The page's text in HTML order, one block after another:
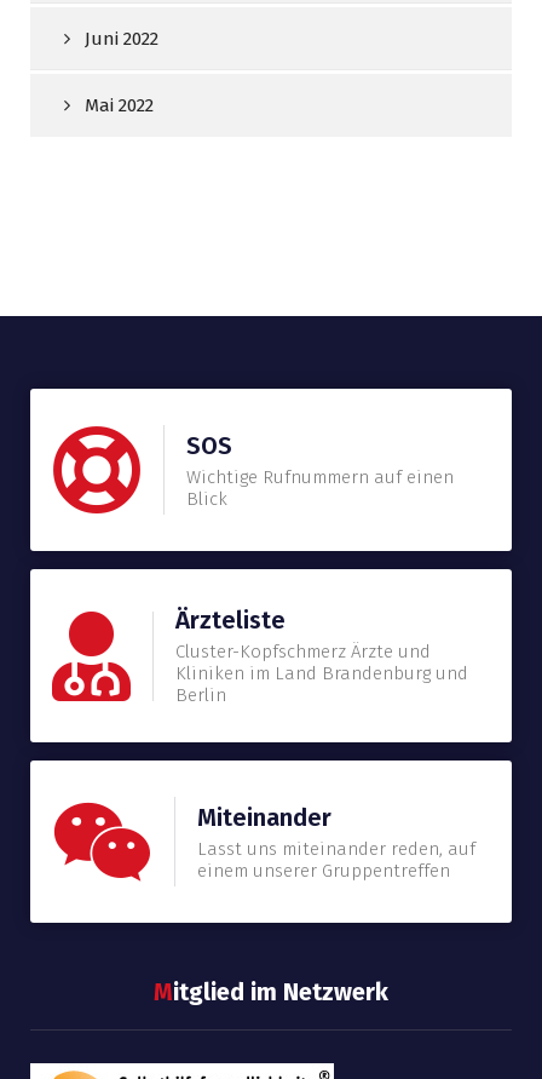
Juni 2022
Mai 2022
SOS
Wichtige Rufnummern auf einen
Blick
Ärzteliste
Cluster-Kopfschmerz Ärzte und
Kliniken im Land Brandenburg und
Berlin
Miteinander
Lasst uns miteinander reden, auf
einem unserer Gruppentreffen
Mitglied im Netzwerk